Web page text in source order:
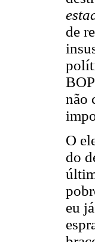
de
não
O
do
eu